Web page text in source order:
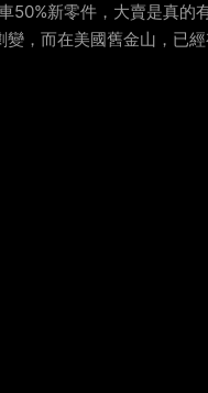
新零件，大賣是真
，而在美國舊金山，已經